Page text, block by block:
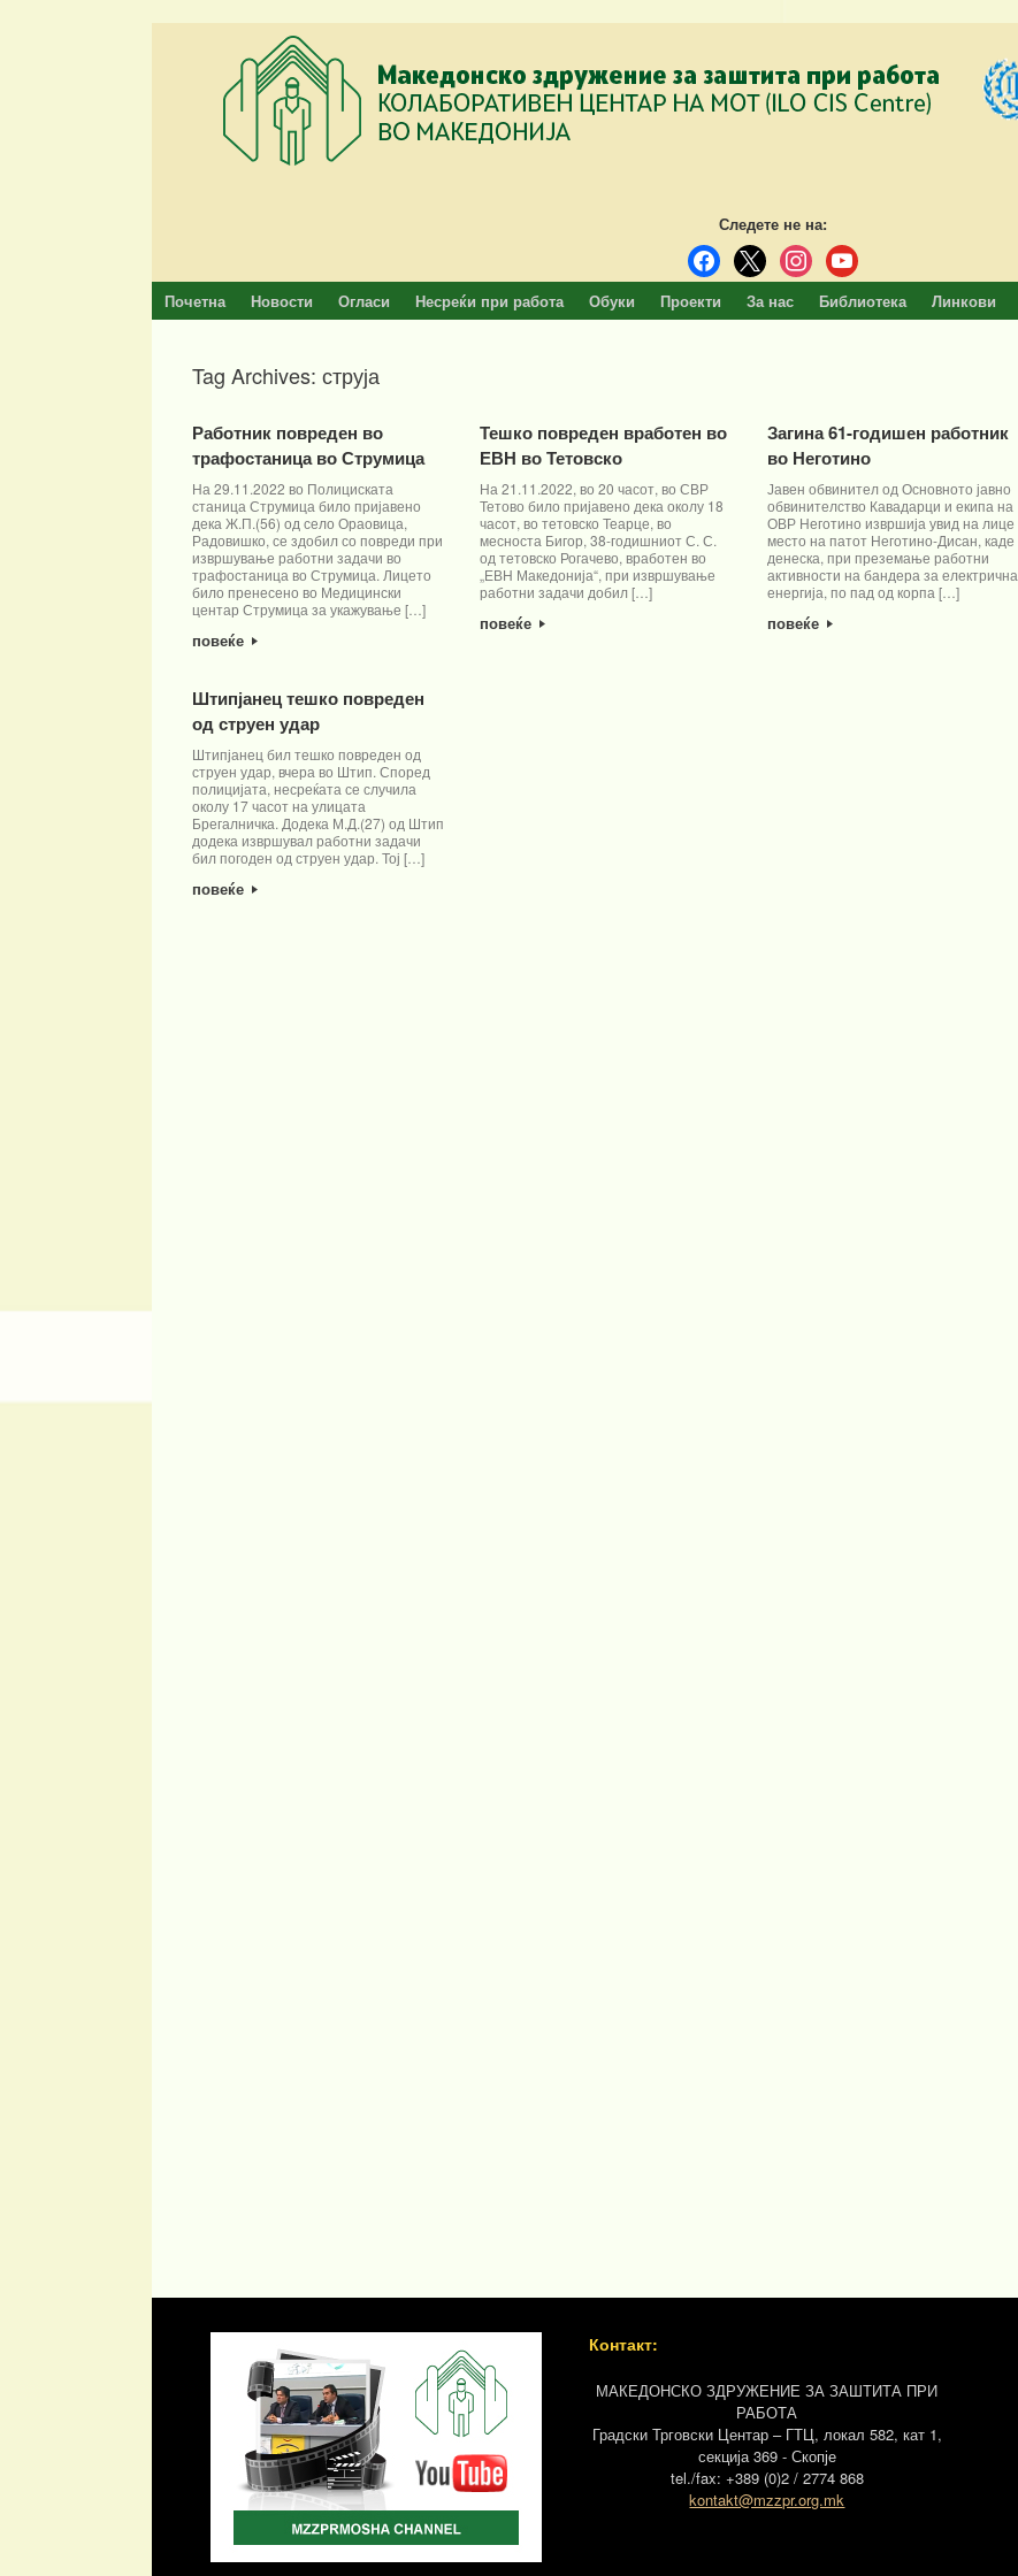
Следете не на:
facebook
x instagramyoutube
Почетна Новости Огласи Несреќи при работа Обуки Проекти За нас Библиотека Линкови
Tag Archives: струја
Работник повреден во
трафостаница во Струмица
На 29.11.2022 во Полициската
станица Струмица било пријавено
дека Ж.П.(56) од село Ораовица,
Радовишко, се здобил со повреди при
извршување работни задачи во
трафостаница во Струмица. Лицето
било пренесено во Медицински
центар Струмица за укажување […]
повеќе
Тешко повреден вработен во
ЕВН во Тетовско
На 21.11.2022, во 20 часот, во СВР
Тетово било пријавено дека околу 18
часот, во тетовско Теарце, во
месноста Бигор, 38-годишниот С. С.
од тетовско Рогачево, вработен во
„ЕВН Македонија“, при извршување
работни задачи добил […]
повеќе
Загина 61-годишен работник
во Неготино
Јавен обвинител од Основното јавно
обвинителство Кавадарци и екипа на
ОВР Неготино извршија увид на лице
место на патот Неготино-Дисан, каде
денеска, при преземање работни
активности на бандера за електрична
енергија, по пад од корпа […]
повеќе
Штипјанец тешко повреден
од струен удар
Штипјанец бил тешко повреден од
струен удар, вчера во Штип. Според
полицијата, несреќата се случила
околу 17 часот на улицата
Брегалничка. Додека М.Д.(27) од Штип
додека извршувал работни задачи
бил погоден од струен удар. Тој […]
повеќе
Контакт:
МАКЕДОНСКО ЗДРУЖЕНИЕ ЗА ЗАШТИТА ПРИ
РАБОТА
Градски Трговски Центар – ГТЦ, локал 582, кат 1,
секција 369 - Скопје
tel./fax: +389 (0)2 / 2774 868
kontakt@mzzpr.org.mk